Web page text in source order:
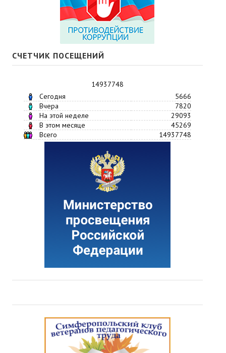
СЧЕТЧИК ПОСЕЩЕНИЙ
14937748
Сегодня
5666
Вчера
7820
На этой неделе
29093
В этом месяце
45269
Всего
14937748